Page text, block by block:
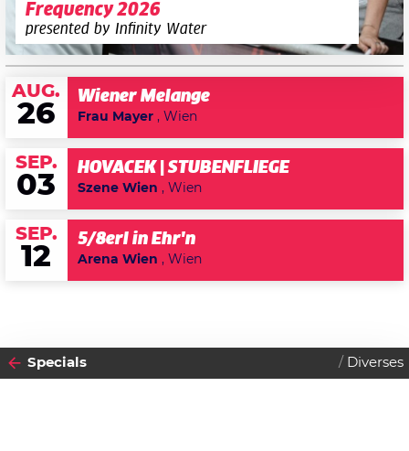
Frequency 2026
presented by Infinity Water
AUG.
26
Wiener Melange
Frau Mayer , Wien
SEP.
03
HOVACEK | STUBENFLIEGE
Szene Wien , Wien
SEP.
12
5/8erl in Ehr'n
Arena Wien , Wien
Specials Diverses